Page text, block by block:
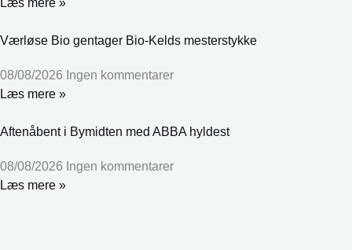
Værløse Bio gentager Bio-Kelds mesterstykke
08/08/2026 Ingen kommentarer
Læs mere »
Aftenåbent i Bymidten med ABBA hyldest
08/08/2026 Ingen kommentarer
Læs mere »